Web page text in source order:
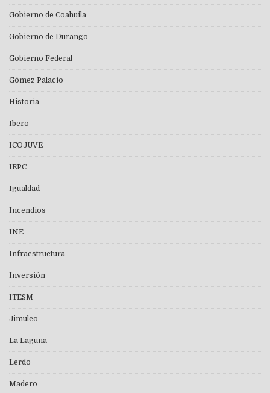
Gobierno de Coahuila
Gobierno de Durango
Gobierno Federal
Gómez Palacio
Historia
Ibero
ICOJUVE
IEPC
Igualdad
Incendios
INE
Infraestructura
Inversión
ITESM
Jimulco
La Laguna
Lerdo
Madero